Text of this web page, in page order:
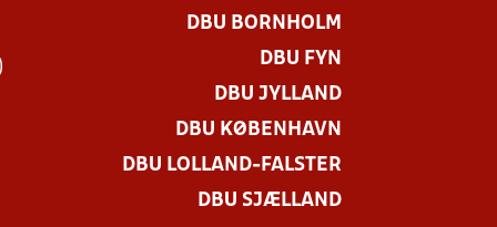
DBU BORNHOLM
DBU FYN
DBU JYLLAND
DBU KØBENHAVN
DBU LOLLAND-FALSTER
DBU SJÆLLAND